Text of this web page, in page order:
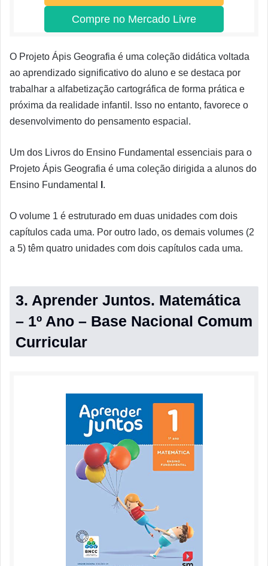
Compre no Mercado Livre
O Projeto Ápis Geografia é uma coleção didática voltada
ao aprendizado significativo do aluno e se destaca por
trabalhar a alfabetização cartográfica de forma prática e
próxima da realidade infantil. Isso no entanto, favorece o
desenvolvimento do pensamento espacial.
Um dos Livros do Ensino Fundamental essenciais para o
Projeto Ápis Geografia é uma coleção dirigida a alunos do
Ensino Fundamental
.
O volume 1 é estruturado em duas unidades com dois
capítulos cada uma. Por outro lado, os demais volumes (2
a 5) têm quatro unidades com dois capítulos cada uma.
3. Aprender Juntos. Matemática
– 1º Ano – Base Nacional Comum
Curricular